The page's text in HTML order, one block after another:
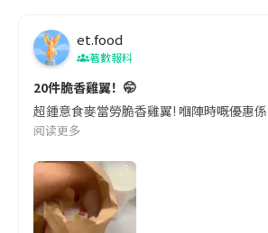
et.food
著數報料
20件脆香雞翼！🤭
超鍾意食麥當勞脆香雞翼! 嗰陣時嘅優惠
阅读更多